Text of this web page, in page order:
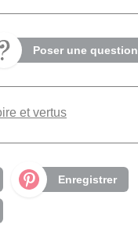
Poser une question
et vertus
Enregistrer